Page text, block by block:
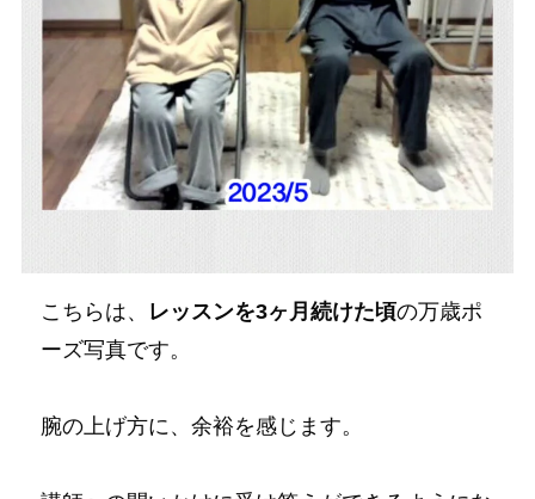
こちらは、 レッスンを3ヶ月続けた頃の万歳ポ
ーズ写真です。
腕の上げ方に、余裕を感じます。